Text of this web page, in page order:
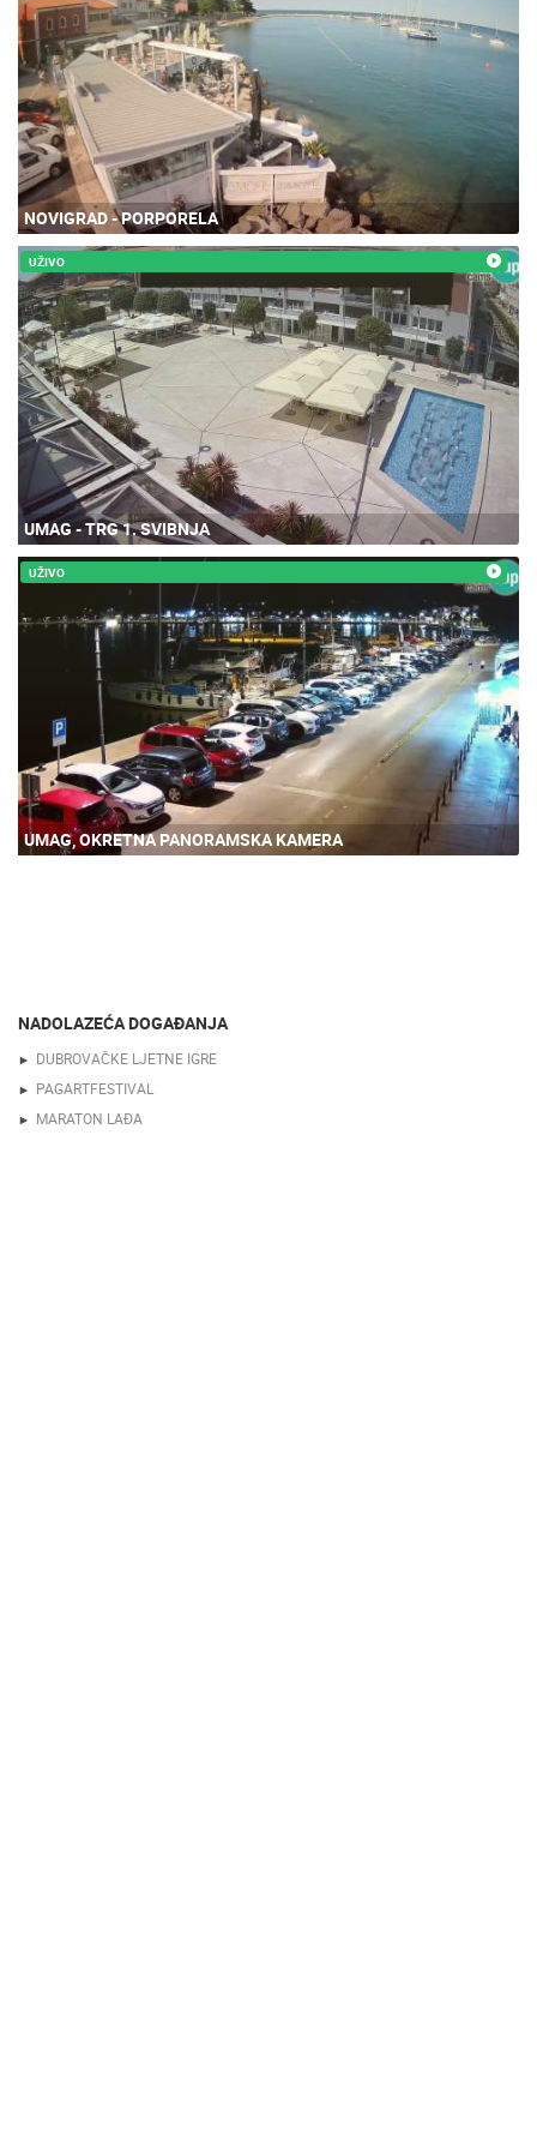
NOVIGRAD - PORPORELA
UŽIVO
UMAG - TRG 1. SVIBNJA
UŽIVO
UMAG, OKRETNA PANORAMSKA KAMERA
NADOLAZEĆA DOGAĐANJA
DUBROVAČKE LJETNE IGRE
PAGARTFESTIVAL
MARATON LAĐA